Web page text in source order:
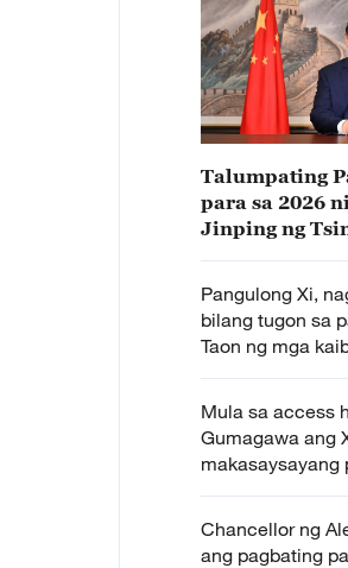
Talumpating
para sa 2026
Jinping ng
Pangulong Xi,
bilang tugon sa
Taon ng mga
Iowa ng Amerika
Mula sa access
Gumagawa ang
makasaysayang
edukasyon sa
Chancellor ng
ang pagbating